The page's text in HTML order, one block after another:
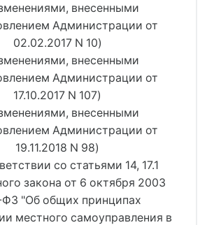
внесенными
Администрации от
02.02.2017 N 10)
внесенными
Администрации от
17.10.2017 N 107)
внесенными
Администрации от
19.11.2018 N 98)
со статьями 14, 17.1
закона от 6 октября 2003
ФЗ "Об общих принципах
местного самоуправления в